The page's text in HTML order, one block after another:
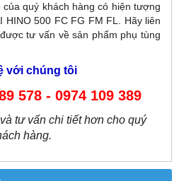
quý khách hàng có hiện tượng
HINO 500 FC FG FM FL. Hãy liên
tư vấn về sản phẩm phụ tùng
với chúng tôi
578 - 0974 109 389
tư vấn chi tiết hơn cho quý
hàng.